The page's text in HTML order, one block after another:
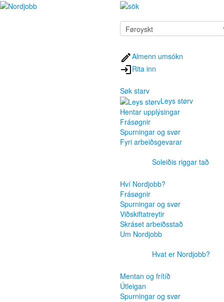
Almenn umsókn
Rita inn
Søk starv
Leys størv
Hentar upplýsingar
Frásøgnir
Spurningar og svør
Fyri arbeiðsgevarar
Soleiðis riggar tað
Hví Nordjobb?
Frásøgnir
Spurningar og svør
Viðskiftatreytir
Skráset arbeiðsstað
Um Nordjobb
Hvat er Nordjobb?
Mentan og frítíð
Útleigan
Spurningar og svør